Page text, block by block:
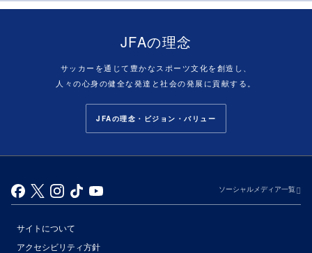
JFAの理念
サッカーを通じて豊かなスポーツ文化を創造し、
人々の心身の健全な発達と社会の発展に貢献する。
JFAの理念・ビジョン・バリュー
ソーシャルメディア一覧
サイトについて
アクセシビリティ方針